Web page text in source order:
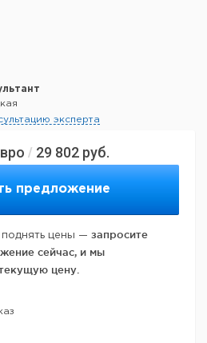
/ 29 802 руб.
предложение
поднять цены — запросите
сейчас, и мы
цену.
эксперта